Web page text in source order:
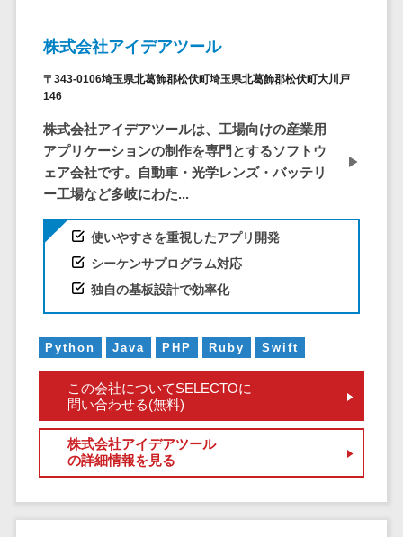
報告書作成ツール>
フィールド業務支援サービス>
モバイルオーダーシステム>
ホテル管理システム>
HACCP管理アプリ>
人材派遣管理システム>
校務支援システム>
Web出願システム>
農業支援システム>
サーバー・ネ
ID管理システ
ム
（iPaaS）
クラウド接続
情シスアウト
ソーシング
セキュリティ
標的型攻撃メ
株式会社アイデアツール
〒343-0106埼玉県北葛飾郡松伏町埼玉県北葛飾郡松伏町大川戸
146
株式会社アイデアツールは、工場向けの産業用
アプリケーションの制作を専門とするソフトウ
ェア会社です。自動車・光学レンズ・バッテリ
ー工場など多岐にわた...
使いやすさを重視したアプリ開発
シーケンサプログラム対応
独自の基板設計で効率化
Python Java PHP Ruby Swift
この会社についてSELECTOに
問い合わせる(無料)
株式会社アイデアツール
の詳細情報を見る